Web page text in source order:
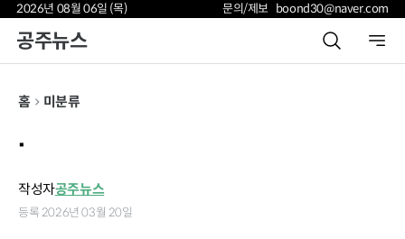
2026년 08월 06일 (목) 문의/제보 boond30@naver.com
공주뉴스
홈 미분류
.
작성자공주뉴스
등록 2026년 03월 20일